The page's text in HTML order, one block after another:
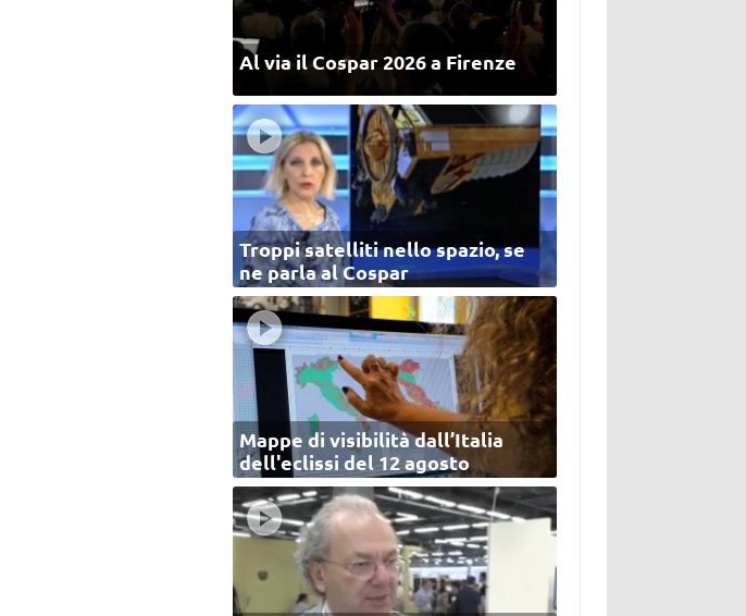
Al via il Cospar 2026 a Firenze
Troppi satelliti nello spazio, se
ne parla al Cospar
Mappe di visibilità dall’Italia
dell'eclissi del 12 agosto